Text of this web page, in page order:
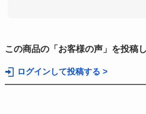
この商品の「お客様の声」を投稿
ログインして投稿する >